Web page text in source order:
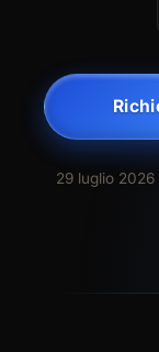
29 luglio 2026